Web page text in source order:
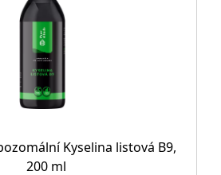
Kyselina listová B9,
200 ml